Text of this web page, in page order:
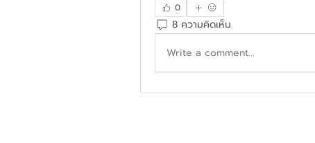
0
8 ความคิดเห็น
Write a comment...